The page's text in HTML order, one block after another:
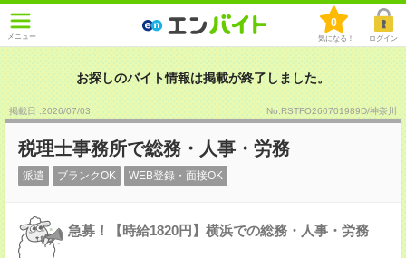
メニュー
0
気になる！ ログイン
お探しのバイト情報は掲載が終了しました。
掲載日 :2026/07/03 No.RSTFO260701989D/神奈川
税理士事務所で総務・人事・労務
派遣 ブランクOK WEB登録・面接OK
急募！【時給1820円】横浜での総務・人事・労務